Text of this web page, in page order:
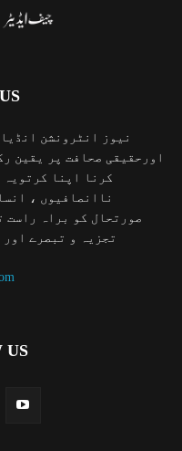
نیوز انٹرونشن
اورحقیقی صحافت پر یقین
کرنا اپنا
ناانصافیوں ،
صورتحال کو براہ راست
تجزیہ و تبصرے اور
US